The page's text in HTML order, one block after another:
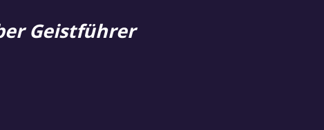
Geistführer